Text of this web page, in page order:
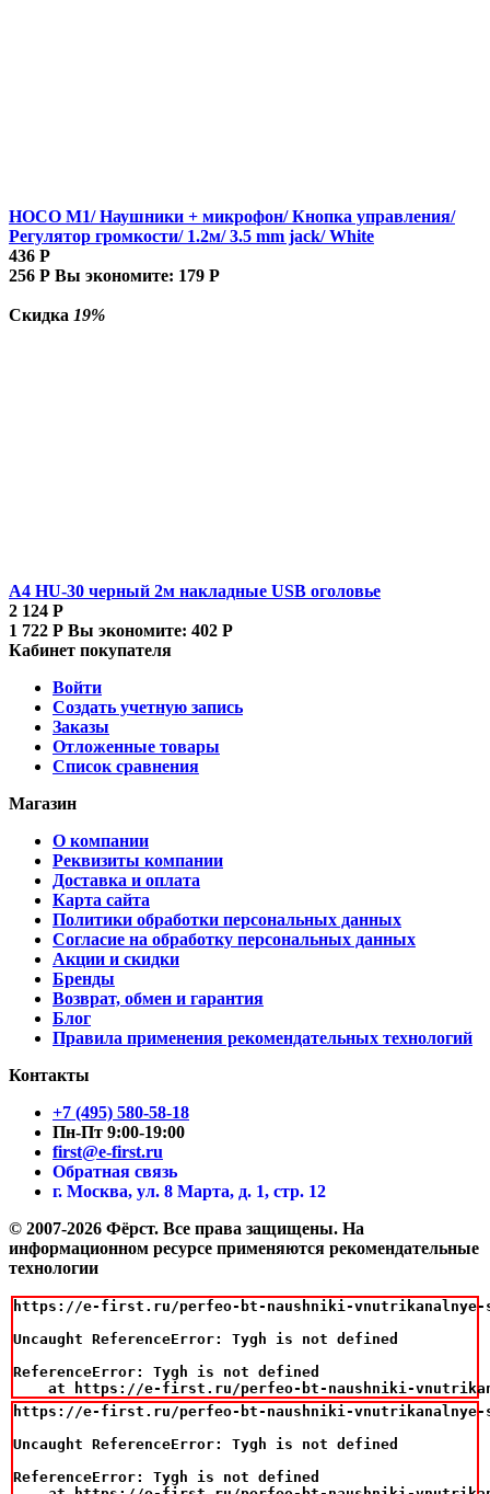
HOCO M1/ Наушники + микрофон/ Кнопка управления/
Регулятор громкости/ 1.2м/ 3.5 mm jack/ White
436 Р
256 Р Вы экономите: 179 Р
Скидка 19%
A4 HU-30 черный 2м накладные USB оголовье
2 124 Р
1 722 Р Вы экономите: 402 Р
Кабинет покупателя
Войти
Создать учетную запись
Заказы
Отложенные товары
Список сравнения
Магазин
О компании
Реквизиты компании
Доставка и оплата
Карта сайта
Политики обработки персональных данных
Согласие на обработку персональных данных
Акции и скидки
Бренды
Возврат, обмен и гарантия
Блог
Правила применения рекомендательных технологий
Контакты
+7 (495) 580-58-18
Пн-Пт 9:00-19:00
first@e-first.ru
Обратная связь
г. Москва, ул. 8 Марта, д. 1, стр. 12
© 2007-2026 Фёрст. Все права защищены. На
информационном ресурсе применяются рекомендательные
технологии
https://e-first.ru/perfeo-bt-naushniki-vnutrikanalnye-s-
Uncaught ReferenceError: Tygh is not defined
ReferenceError: Tygh is not defined
at https://e-first.ru/perfeo-bt-naushniki-
https://e-first.ru/perfeo-bt-naushniki-vnutrikanalnye-s-
Uncaught ReferenceError: Tygh is not defined
ReferenceError: Tygh is not defined